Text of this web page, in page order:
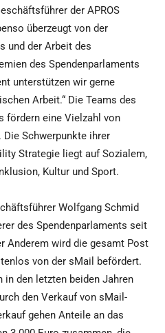
der APROS
überzeugt von der
und der Arbeit des
des Spendenparlaments
unterstützen wir gerne
Arbeit.“ Die Teams des
fördern eine Vielzahl von
Schwerpunkte ihrer
Strategie liegt auf Sozialem,
Kultur und Sport.
Wolfgang Schmid
des Spendenparlaments seit
Anderem wird die gesamt Post
von der sMail befördert.
den letzten beiden Jahren
den Verkauf von sMail-
gehen Anteile an das